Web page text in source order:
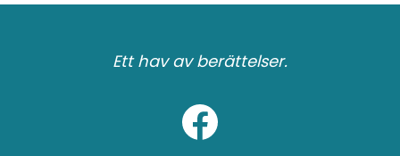
Ett hav av berättelser.